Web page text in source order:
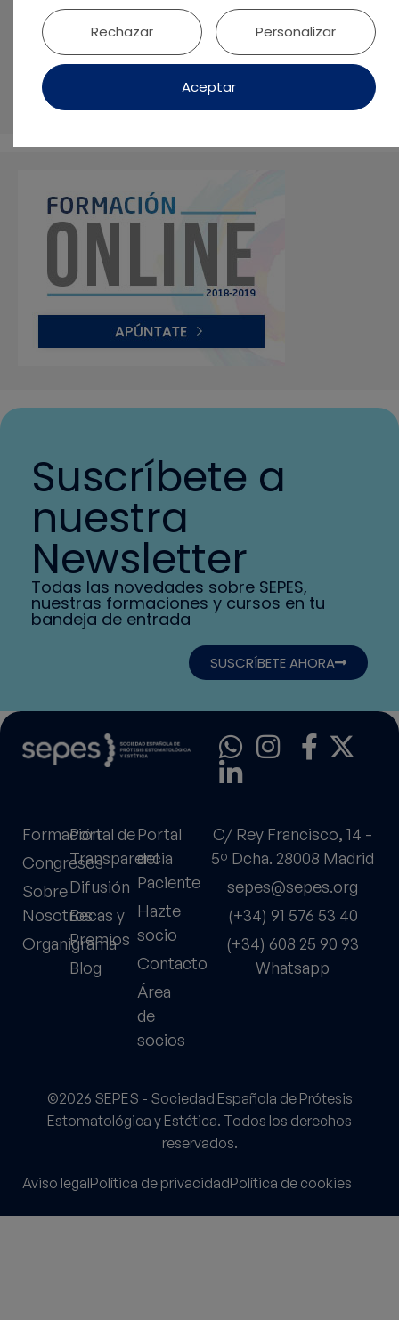
diagnóstico CBCT
La Fundación Fenin refuerza su Patronato con
la incorporación de nuevas sociedades
científicas
Suscríbete a
nuestra
Newsletter
Todas las novedades sobre SEPES,
nuestras formaciones y cursos en tu
bandeja de entrada
SUSCRÍBETE AHORA
Formación
Congresos
Sobre
Nosotros
Organigrama
Portal de
Transparencia
Difusión
Becas y
Premios
Blog
Portal
del
Paciente
Hazte
socio
Contacto
Área
de
socios
C/ Rey Francisco, 14 -
5º Dcha. 28008 Madrid
sepes@sepes.org
(+34) 91 576 53 40
(+34) 608 25 90 93
Whatsapp
©2026 SEPES - Sociedad Española de Prótesis
Estomatológica y Estética. Todos los derechos
reservados.
Aviso legalPolítica de privacidadPolítica de cookies
Aceptar
Rechazar Personalizar